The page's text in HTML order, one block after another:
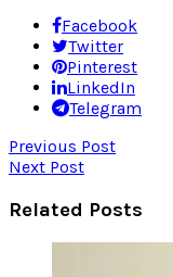
Facebook
Twitter
Pinterest
LinkedIn
Telegram
Previous Post
Next Post
Related Posts